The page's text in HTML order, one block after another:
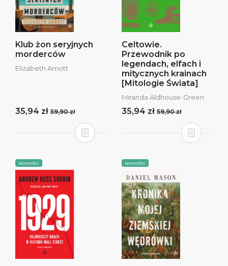
Klub żon seryjnych
morderców
Elizabeth Arnott
35,94 zł 59,90 zł
Celtowie.
Przewodnik po
legendach, elfach i
mitycznych krainach
[Mitologie Świata]
Miranda Aldhouse-Green
35,94 zł 59,90 zł
NOWOŚCI NOWOŚCI